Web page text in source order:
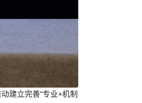
建立完善“专业+机制